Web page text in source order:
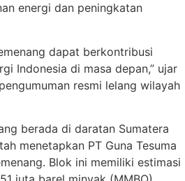
energi dan peningkatan
dapat berkontribusi
Indonesia di masa depan,” ujar
resmi lelang wilayah
berada di daratan Sumatera
menetapkan PT Guna Tesuma
Blok ini memiliki estimasi